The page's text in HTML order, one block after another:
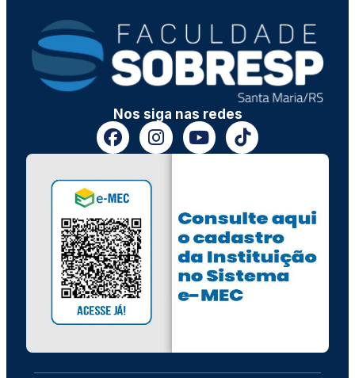
Nos siga nas redes